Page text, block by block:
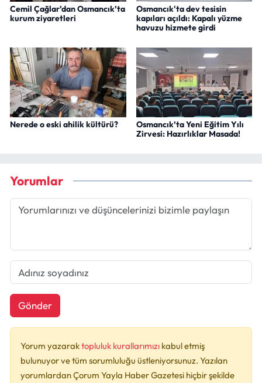
Cemil Çağlar’dan Osmancık’ta
kurum ziyaretleri
Osmancık'ta dev tesisin
kapıları açıldı: Kapalı yüzme
havuzu hizmete girdi
Nerede o eski ahilik kültürü?
Osmancık’ta Yeni Eğitim Yılı
Zirvesi: Hazırlıklar Masada!
Yorumlar
Gönder
Yorum yazaraktopluluk kurallarımızı kabul etmiş
bulunuyor ve tüm sorumluluğu üstleniyorsunuz. Yazılan
yorumlardan Çorum Yayla Haber Gazetesi hiçbir şekilde